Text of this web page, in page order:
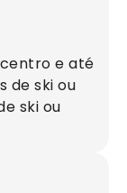
e até
de ski ou
ski ou